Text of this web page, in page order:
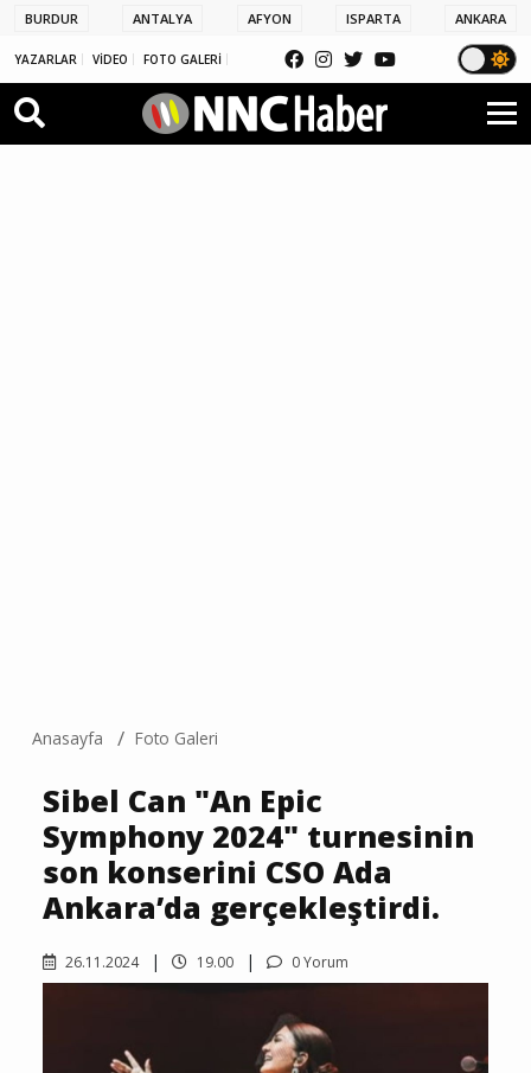
BURDUR ANTALYA AFYON ISPARTA ANKARA
YAZARLAR VİDEO FOTO GALERİ
Anasayfa Foto Galeri
Sibel Can "An Epic
Symphony 2024" turnesinin
son konserini CSO Ada
Ankara’da gerçekleştirdi.
26.11.2024 19.00 0 Yorum